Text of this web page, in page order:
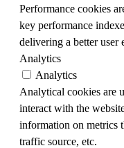
Performance cookies
key performance
delivering a better user
Analytics
Analytics
Analytical cookies are
interact with the
information on metrics
traffic source, etc.